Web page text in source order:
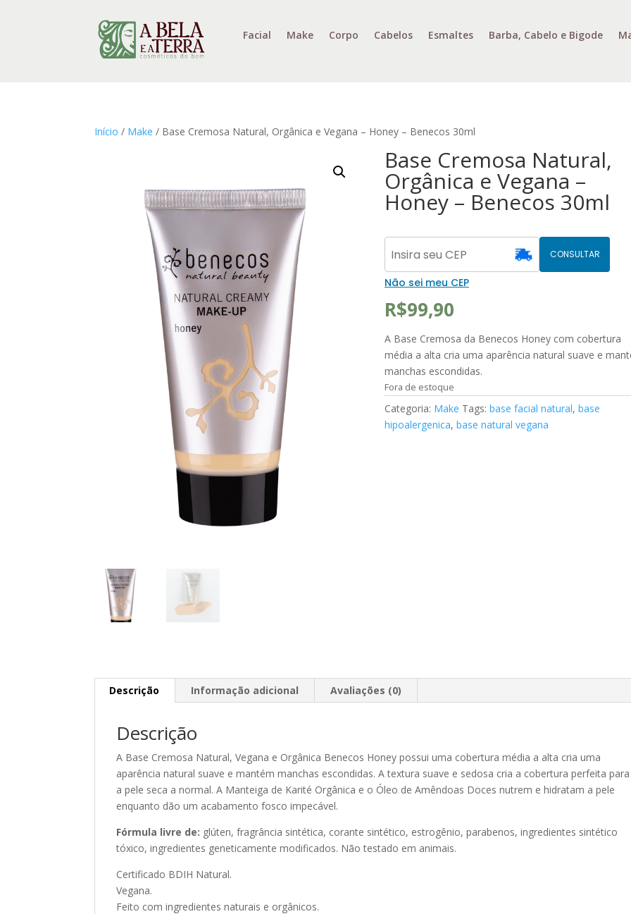
Facial Make Corpo Cabelos Esmaltes Barba, Cabelo e Bigode
Início / Make / Base Cremosa Natural, Orgânica e Vegana – Honey – Benecos 30ml
Base Cremosa Natural,
Orgânica e Vegana –
Honey – Benecos 30ml
CONSULTAR
Não sei meu CEP
R$99,90
A Base Cremosa da Benecos Honey com cobertura
média a alta cria uma aparência natural suave e
manchas escondidas.
Fora de estoque
Categoria: Make Tags:base facial natural,base
hipoalergenica,base natural vegana
Descrição Informação adicional Avaliações (0)
Descrição
A Base Cremosa Natural, Vegana e Orgânica Benecos Honey possui uma cobertura média a alta cria uma
aparência natural suave e mantém manchas escondidas. A textura suave e sedosa cria a cobertura perfeita para
a pele seca a normal. A Manteiga de Karité Orgânica e o Óleo de Amêndoas Doces nutrem e hidratam a pele
enquanto dão um acabamento fosco impecável.
Fórmula livre de: glúten, fragrância sintética, corante sintético, estrogênio, parabenos, ingredientes sintético
tóxico, ingredientes geneticamente modificados. Não testado em animais.
Certificado BDIH Natural.
Vegana.
Feito com ingredientes naturais e orgânicos.